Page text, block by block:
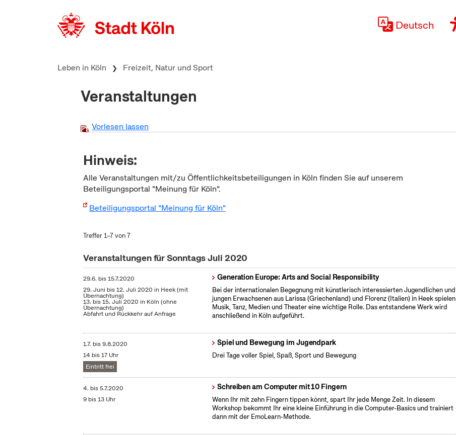
Deutsch
Leben in Köln Freizeit, Natur und Sport
Veranstaltungen
Vorlesen lassen
Hinweis:
Alle Veranstaltungen mit/zu Öffentlichkeitsbeteiligungen in Köln finden Sie auf unserem
Beteiligungsportal "Meinung für Köln".
Beteiligungsportal "Meinung für Köln"
Treffer 1–7 von 7
Veranstaltungen für Sonntags Juli 2020
29.6. bis15.7.2020
29. Juni bis 12. Juli 2020 in Heek (mit
Übernachtung)
13. bis 15. Juli 2020 in Köln (ohne
Übernachtung)
Abfahrt und Rückkehr auf Anfrage
Generation Europe: Arts and Social Responsibility
Bei der internationalen Begegnung mit künstlerisch interessierten Jugendlichen und
jungen Erwachsenen aus Larissa (Griechenland) und Florenz (Italien) in Heek spielen
Musik, Tanz, Medien und Theater eine wichtige Rolle. Das entstandene Werk wird
anschließend in Köln aufgeführt.
1.7. bis9.8.2020
14 bis 17 Uhr
Eintritt frei
Spiel und Bewegung im Jugendpark
Drei Tage voller Spiel, Spaß, Sport und Bewegung
4. bis5.7.2020
9 bis 13 Uhr
Schreiben am Computer mit 10 Fingern
Wenn Ihr mit zehn Fingern tippen könnt, spart Ihr jede Menge Zeit. In diesem
Workshop bekommt Ihr eine kleine Einführung in die Computer-Basics und trainiert
dann mit der EmoLearn-Methode.